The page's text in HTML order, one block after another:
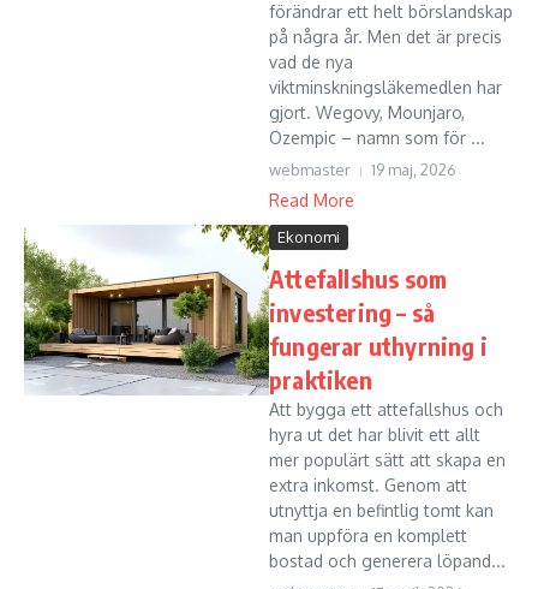
förändrar ett helt börslandskap
på några år. Men det är precis
vad de nya
viktminskningsläkemedlen har
gjort. Wegovy, Mounjaro,
Ozempic – namn som för ...
webmaster 19 maj, 2026
Read More
Ekonomi
Attefallshus som
investering – så
fungerar uthyrning i
praktiken
Att bygga ett attefallshus och
hyra ut det har blivit ett allt
mer populärt sätt att skapa en
extra inkomst. Genom att
utnyttja en befintlig tomt kan
man uppföra en komplett
bostad och generera löpand...